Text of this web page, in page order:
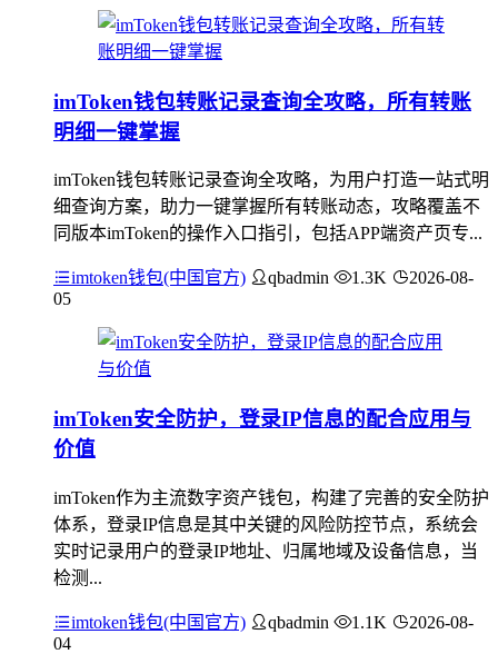
imToken钱包转账记录查询全攻略，所有转账
明细一键掌握
imToken钱包转账记录查询全攻略，为用户打造一站式明
细查询方案，助力一键掌握所有转账动态，攻略覆盖不
同版本imToken的操作入口指引，包括APP端资产页专...
imtoken钱包(中国官方) qbadmin 1.3K
2026-08-
05
imToken安全防护，登录IP信息的配合应用与
价值
imToken作为主流数字资产钱包，构建了完善的安全防护
体系，登录IP信息是其中关键的风险防控节点，系统会
实时记录用户的登录IP地址、归属地域及设备信息，当
检测...
imtoken钱包(中国官方) qbadmin 1.1K
2026-08-
04